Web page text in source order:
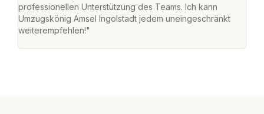
professionellen Unterstützung des Teams. Ich kann
Umzugskönig Amsel Ingolstadt jedem uneingeschränkt
weiterempfehlen!"